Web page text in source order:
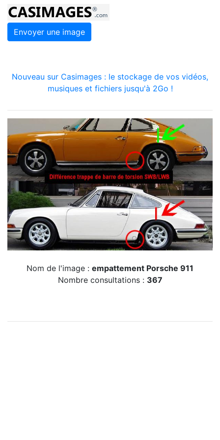
Envoyer une image
Nouveau sur Casimages : le stockage de vos vidéos,
musiques et fichiers jusqu'à 2Go !
Nom de l'image : empattement Porsche 911
Nombre consultations : 367